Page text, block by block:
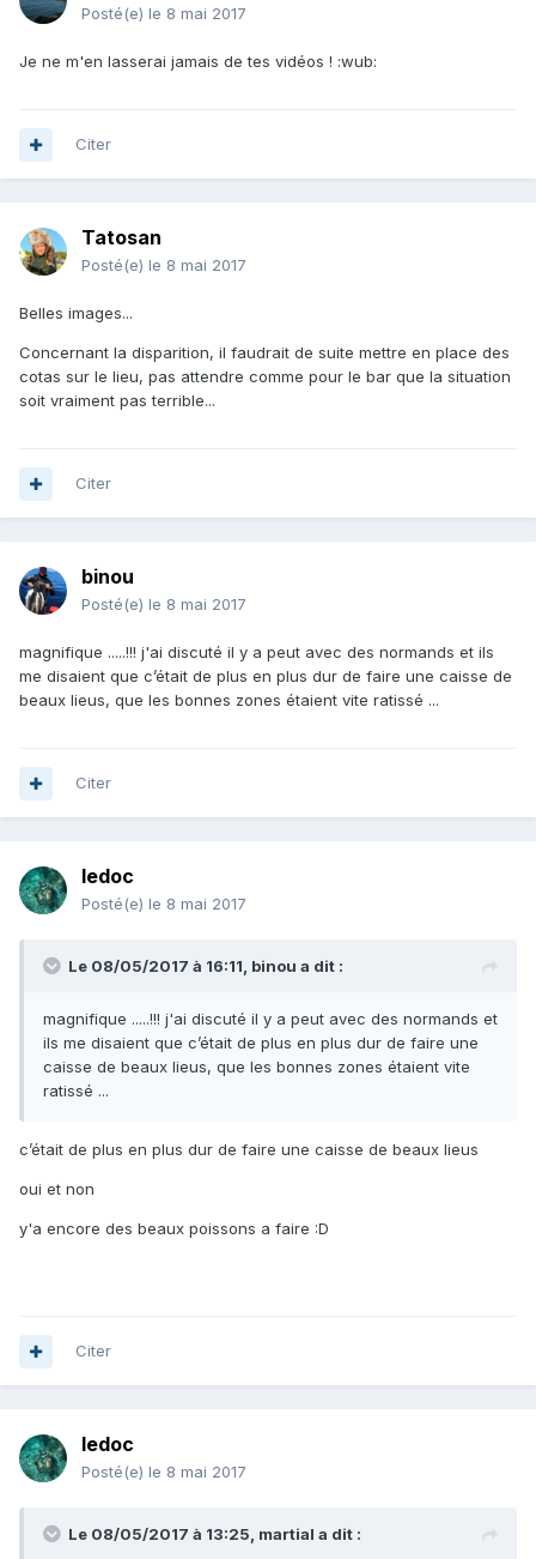
Posté(e) le 8 mai 2017
Je ne m'en lasserai jamais de tes vidéos ! :wub:
Citer
Tatosan
Posté(e) le 8 mai 2017
Belles images...
Concernant la disparition, il faudrait de suite mettre en place des
cotas sur le lieu, pas attendre comme pour le bar que la situation
soit vraiment pas terrible...
Citer
binou
Posté(e) le 8 mai 2017
magnifique .....!!! j'ai discuté il y a peut avec des normands et ils
me disaient que c’était de plus en plus dur de faire une caisse de
beaux lieus, que les bonnes zones étaient vite ratissé ...
Citer
ledoc
Posté(e) le 8 mai 2017
Le 08/05/2017 à 16:11, binou a dit :
magnifique .....!!! j'ai discuté il y a peut avec des normands et
ils me disaient que c’était de plus en plus dur de faire une
caisse de beaux lieus, que les bonnes zones étaient vite
ratissé ...
c’était de plus en plus dur de faire une caisse de beaux lieus
oui et non
y'a encore des beaux poissons a faire :D
Citer
ledoc
Posté(e) le 8 mai 2017
Le 08/05/2017 à 13:25, martial a dit :